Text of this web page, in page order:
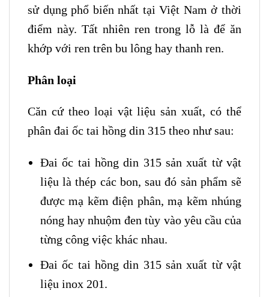
sử dụng phổ biến nhất tại Việt Nam ở thời
điểm này. Tất nhiên ren trong lỗ là để ăn
khớp với ren trên bu lông hay thanh ren.
Phân loại
Căn cứ theo loại vật liệu sản xuất, có thể
phân đai ốc tai hồng din 315 theo như sau:
Đai ốc tai hồng din 315 sản xuất từ vật
liệu là thép các bon, sau đó sản phẩm sẽ
được mạ kẽm điện phân, mạ kẽm nhúng
nóng hay nhuộm đen tùy vào yêu cầu của
từng công việc khác nhau.
Đai ốc tai hồng din 315 sản xuất từ vật
liệu inox 201.